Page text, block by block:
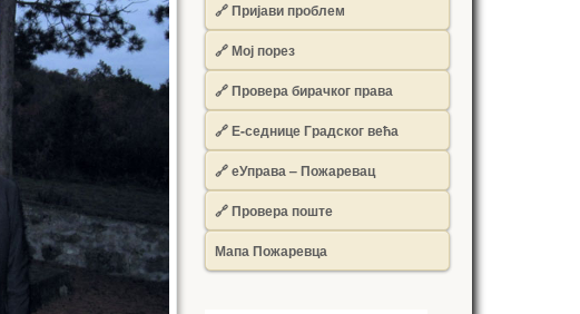
🔗 Пријави проблем
🔗 Мој порез
🔗 Провера бирачког права
🔗 Е-седнице Градског већа
🔗 еУправа – Пожаревац
🔗 Провера поште
Мапа Пожаревца